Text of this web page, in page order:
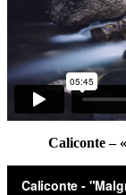
Caliconte –